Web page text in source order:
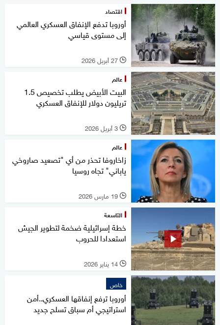
اقتصاد
أوروبا تدفع الإنفاق العسكري العالمي
إلى مستوى قياسي
l 27 أبريل 2026
عالم
البيت الأبيض يطلب تخصيص 1.5
تريليون دولار للإنفاق العسكري
l 3 أبريل 2026
عالم
زاخاروفا تحذر من أي "تصعيد صاروخي
ياباني" تجاه روسيا
l 19 مارس 2026
التاسعة
خطة إسرائيلية ضخمة لتطوير الجيش
استعدادا للحروب
l 14 يناير 2026
خاص
أوروبا ترفع إنفاقها العسكري..أمن
استراتيجي أم سباق تسلح جديد